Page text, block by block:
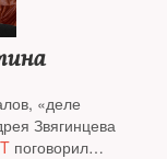
«деле
Звягинцева
поговорил